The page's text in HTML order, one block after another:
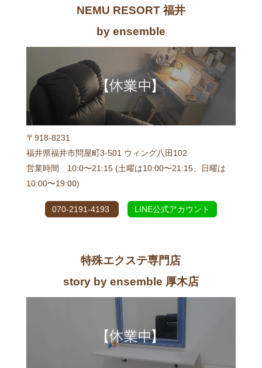
NEMU RESORT 福井
by ensemble
〒918-8231
福井県福井市問屋町3-501 ウィング八田102
営業時間 10:0〜21:15 (土曜は10:00〜21:15、日曜は
10:00〜19:00)
070-2191-4193 LINE公式アカウント
特殊エクステ専門店
story by ensemble 厚木店